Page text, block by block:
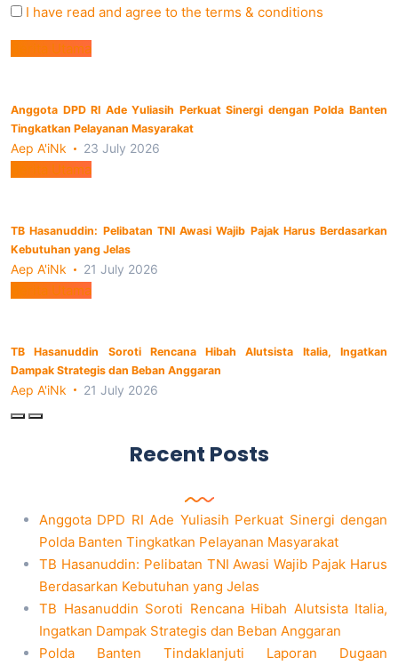
I have read and agree to the terms & conditions
Berita Utama
Anggota DPD RI Ade Yuliasih Perkuat Sinergi dengan Polda Banten
Tingkatkan Pelayanan Masyarakat
Aep A'iNk 23 July 2026
Berita Utama
TB Hasanuddin: Pelibatan TNI Awasi Wajib Pajak Harus Berdasarkan
Kebutuhan yang Jelas
Aep A'iNk 21 July 2026
Berita Utama
TB Hasanuddin Soroti Rencana Hibah Alutsista Italia, Ingatkan
Dampak Strategis dan Beban Anggaran
Aep A'iNk 21 July 2026
Recent Posts
Anggota DPD RI Ade Yuliasih Perkuat Sinergi dengan
Polda Banten Tingkatkan Pelayanan Masyarakat
TB Hasanuddin: Pelibatan TNI Awasi Wajib Pajak Harus
Berdasarkan Kebutuhan yang Jelas
TB Hasanuddin Soroti Rencana Hibah Alutsista Italia,
Ingatkan Dampak Strategis dan Beban Anggaran
Polda Banten Tindaklanjuti Laporan Dugaan